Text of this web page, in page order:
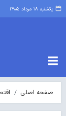
یکشنبه ۱۸ مرداد ۱۴۰۵
صفحه اصلی